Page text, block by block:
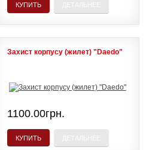
КУПИТЬ
Захист корпусу (жилет) "Daedo"
1100.00грн.
КУПИТЬ